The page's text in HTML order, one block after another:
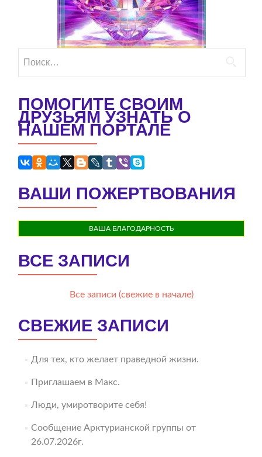
ПОМОГИТЕ СВОИМ
ДРУЗЬЯМ УЗНАТЬ О
НАШЕМ ПОРТАЛЕ
ВАШИ ПОЖЕРТВОВАНИЯ
ВАША БЛАГОДАРНОСТЬ
ВСЕ ЗАПИСИ
Все записи (свежие в начале)
СВЕЖИЕ ЗАПИСИ
Для тех, кто желает праведной жизни.
Приглашаем в Макс.
Люди, умиротворите себя!
Сообщение Арктурианской группы от
26.07.2026г.